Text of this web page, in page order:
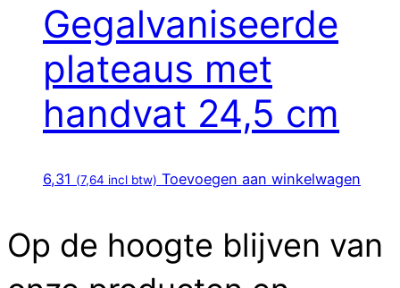
Gegalvaniseerde
plateaus met
handvat 24,5 cm
6,31 (7,64 incl btw) Toevoegen aan winkelwagen
Op de hoogte blijven van